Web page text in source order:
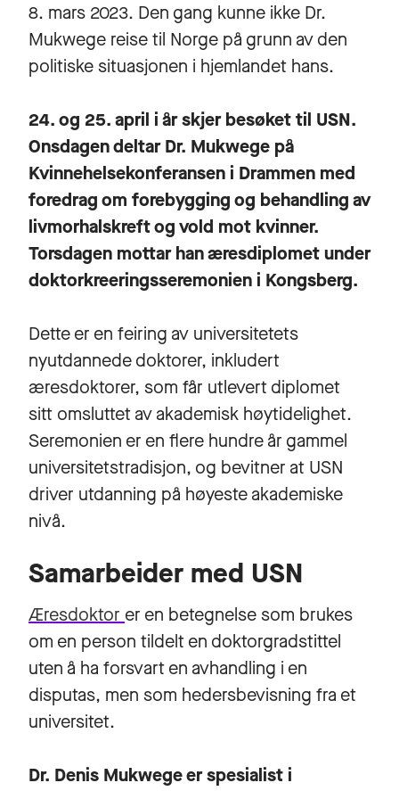
8. mars 2023. Den gang kunne ikke Dr.
Mukwege reise til Norge på grunn av den
politiske situasjonen i hjemlandet hans.
24. og 25. april i år skjer besøket til USN.
Onsdagen deltar Dr. Mukwege på
Kvinnehelsekonferansen i Drammen med
foredrag om forebygging og behandling av
livmorhalskreft og vold mot kvinner.
Torsdagen mottar han æresdiplomet under
doktorkreeringsseremonien i Kongsberg.
Dette er en feiring av universitetets
nyutdannede doktorer, inkludert
æresdoktorer, som får utlevert diplomet
sitt omsluttet av akademisk høytidelighet.
Seremonien er en flere hundre år gammel
universitetstradisjon, og bevitner at USN
driver utdanning på høyeste akademiske
nivå.
Samarbeider med USN
Æresdoktor er en betegnelse som brukes
om en person tildelt en doktorgradstittel
uten å ha forsvart en avhandling i en
disputas, men som hedersbevisning fra et
universitet.
Dr. Denis Mukwege er spesialist i